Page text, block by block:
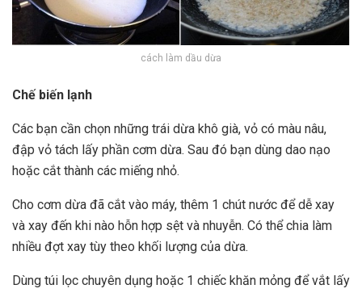
cách làm dầu dừa
Chế biến lạnh
Các bạn cần chọn những trái dừa khô già, vỏ có màu nâu,
đập vỏ tách lấy phần cơm dừa. Sau đó bạn dùng dao nạo
hoặc cắt thành các miếng nhỏ.
Cho cơm dừa đã cắt vào máy, thêm 1 chút nước để dễ xay
và xay đến khi nào hỗn hợp sệt và nhuyễn. Có thể chia làm
nhiều đợt xay tùy theo khối lượng của dừa.
Dùng túi lọc chuyên dụng hoặc 1 chiếc khăn mỏng để vắt lấy